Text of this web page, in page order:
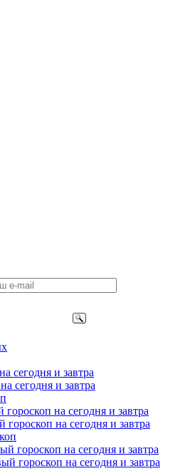
сегодня и завтра
сегодня и завтра
на сегодня и завтра
на сегодня и завтра
гороскоп на сегодня и завтра
гороскоп на сегодня и завтра